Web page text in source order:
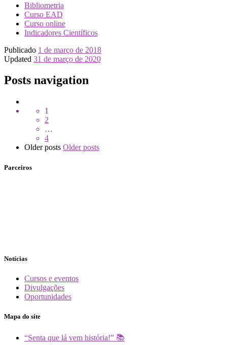
Bibliometria
Curso EAD
Curso online
Indicadores Científicos
Publicado 1 de março de 2018
Updated 31 de março de 2020
Posts navigation
1
2
…
4
Older posts Older posts
Parceiros
Notícias
Cursos e eventos
Divulgações
Oportunidades
Mapa do site
“Senta que lá vem história!” 📚